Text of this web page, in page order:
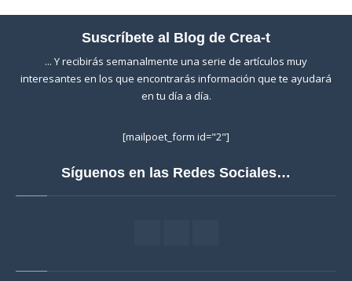
Suscríbete al Blog de Crea-t
... Y recibirás semanalmente una serie de artículos muy
interesantes en los que encontrarás información que te ayudará
en tu día a día.
[mailpoet_form id="2"]
Síguenos en las Redes Sociales…